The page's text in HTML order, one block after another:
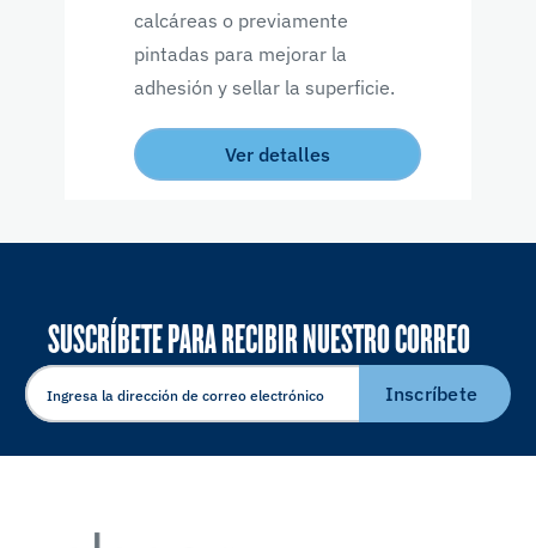
calcáreas o previamente
pintadas para mejorar la
adhesión y sellar la superficie.
Ver detalles
SUSCRÍBETE PARA RECIBIR NUESTRO CORREO
ELECTRÓNICO
Inscríbete